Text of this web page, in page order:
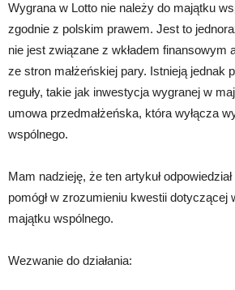
Wygrana w Lotto nie należy do majątku
zgodnie z polskim prawem. Jest to
nie jest związane z wkładem finansowym
ze stron małżeńskiej pary. Istnieją jednak
reguły, takie jak inwestycja wygranej w
umowa przedmałżeńska, która wyłącza
wspólnego.
Mam nadzieję, że ten artykuł
pomógł w zrozumieniu kwestii dotyczącej
majątku wspólnego.
Wezwanie do działania: